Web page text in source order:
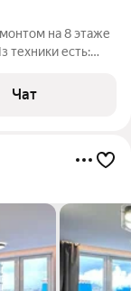
на 8 этаже
техники есть:
двор. Есть
Чат